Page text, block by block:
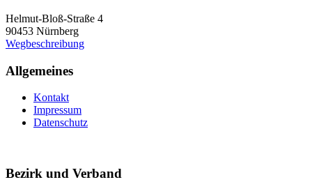
Helmut-Bloß-Straße 4
90453 Nürnberg
Wegbeschreibung
Allgemeines
Kontakt
Impressum
Datenschutz
Bezirk und Verband